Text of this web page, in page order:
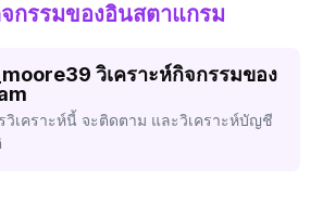
กรรมของอินสตาแกรม
วิเคราะห์กิจกรรมของ
วิเคราะห์นี้ จะติดตาม และวิเคราะห์บัญชี